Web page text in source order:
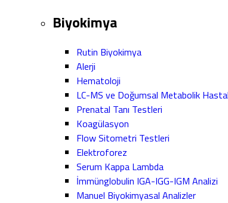
Biyokimya
Rutin Biyokimya
Alerji
Hematoloji
LC-MS ve Doğumsal Metabolik
Prenatal Tanı Testleri
Koagülasyon
Flow Sitometri Testleri
Elektroforez
Serum Kappa Lambda
İmmünglobulin IGA-IGG-IGM Analizi
Manuel Biyokimyasal Analizler